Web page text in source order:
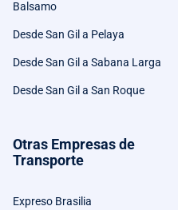
Balsamo
Desde San Gil a Pelaya
Desde San Gil a Sabana Larga
Desde San Gil a San Roque
Otras Empresas de
Transporte
Expreso Brasilia